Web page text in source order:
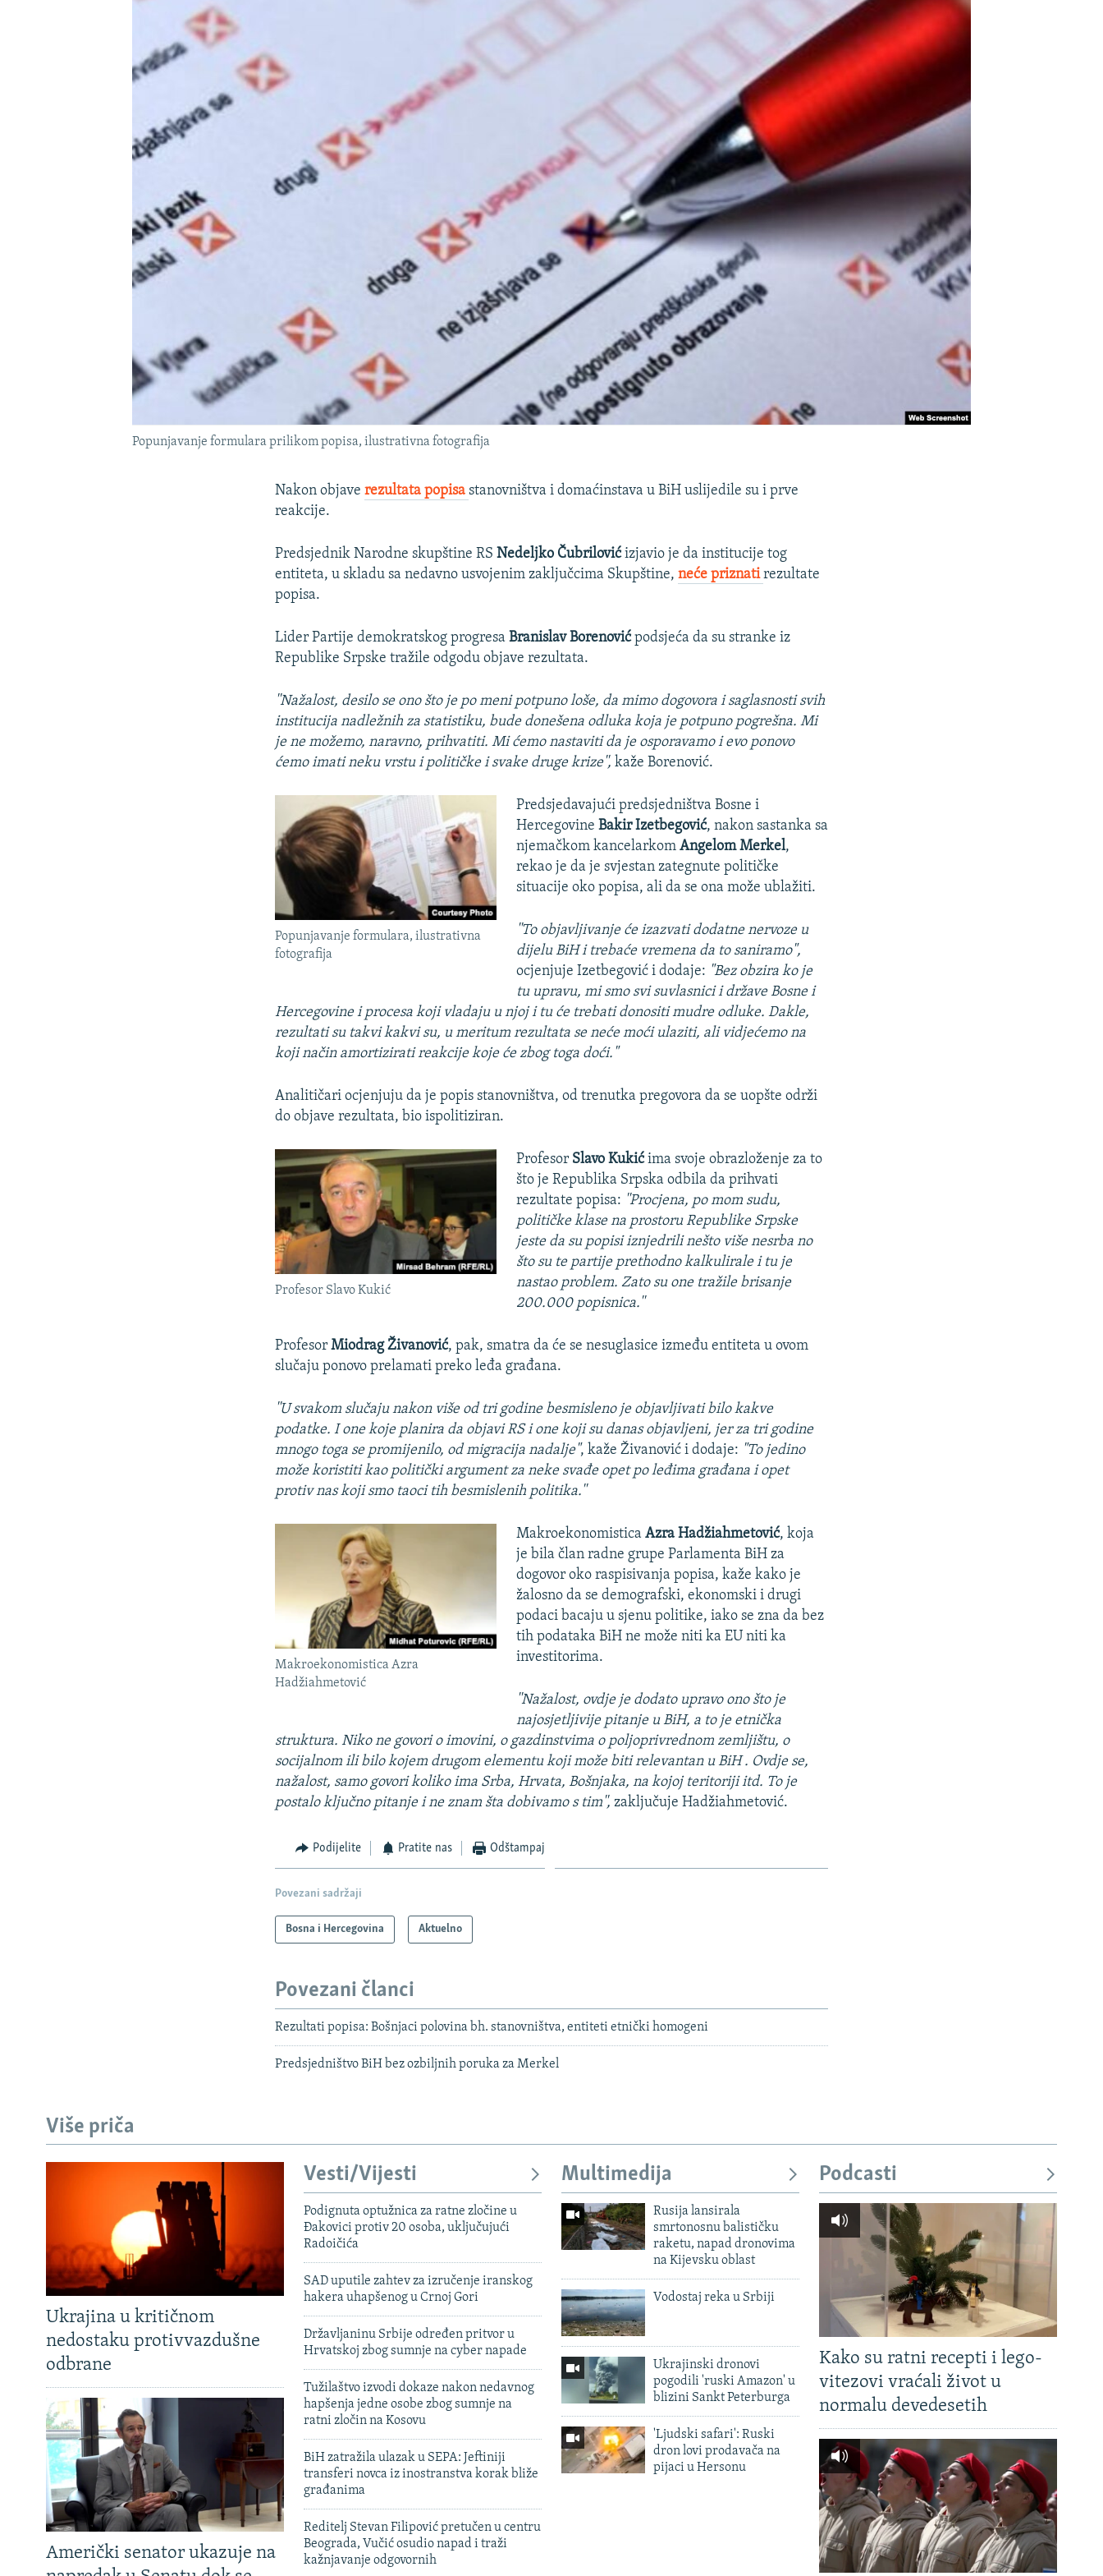
POPLAVE I KLIZIŠTA U BIH 2024.
TRI DECENIJE OD RATA U BIH
Popunjavanje formulara prilikom popisa, ilustrativna fotografija
Nakon objaverezultata popisastanovništva i domaćinstava u BiH uslijedile su i prve
reakcije.
Predsjednik Narodne skupštine RS Nedeljko Čubrilovićizjavio je da institucije tog
entiteta, u skladu sa nedavno usvojenim zaključcima Skupštine,neće priznatirezultate
popisa.
Lider Partije demokratskog progresaBranislav Borenovićpodsjeća da su stranke iz
Republike Srpske tražile odgodu objave rezultata.
''Nažalost, desilo se ono što je po meni potpuno loše, da mimo dogovora i saglasnosti svih
institucija nadležnih za statistiku, bude donešena odluka koja je potpuno pogrešna. Mi
je ne možemo, naravno, prihvatiti. Mi ćemo nastaviti da je osporavamo i evo ponovo
ćemo imati neku vrstu i političke i svake druge krize'',kaže Borenović.
Popunjavanje formulara, ilustrativna
fotografija
Predsjedavajući predsjedništva Bosne i
Hercegovine Bakir Izetbegović, nakon sastanka sa
njemačkom kancelarkom Angelom Merkel,
rekao je da je svjestan zategnute političke
situacije oko popisa, ali da se ona može ublažiti.
''To objavljivanje će izazvati dodatne nervoze u
dijelu BiH i trebaće vremena da to saniramo",
ocjenjuje Izetbegović i dodaje: "Bez obzira ko je
tu upravu, mi smo svi suvlasnici i države Bosne i
Hercegovine i procesa koji vladaju u njoj i tu će trebati donositi mudre odluke. Dakle,
rezultati su takvi kakvi su, u meritum rezultata se neće moći ulaziti, ali vidjećemo na
koji način amortizirati reakcije koje će zbog toga doći."
Analitičari ocjenjuju da je popis stanovništva, od trenutka pregovora da se uopšte održi
do objave rezultata, bio ispolitiziran.
Profesor Slavo Kukić
Profesor Slavo Kukićima svoje obrazloženje za to
što je Republika Srpska odbila da prihvati
rezultate popisa: ''Procjena, po mom sudu,
političke klase na prostoru Republike Srpske
jeste da su popisi iznjedrili nešto više nesrba no
što su te partije prethodno kalkulirale i tu je
nastao problem. Zato su one tražile brisanje
200.000 popisnica.''
ProfesorMiodrag Živanović, pak, smatra da će se nesuglasice između entiteta u ovom
slučaju ponovo prelamati preko leđa građana.
''U svakom slučaju nakon više od tri godine besmisleno je objavljivati bilo kakve
podatke. I one koje planira da objavi RS i one koji su danas objavljeni, jer za tri godine
mnogo toga se promijenilo, od migracija nadalje", kaže Živanović i dodaje: "To jedino
može koristiti kao politički argument za neke svađe opet po leđima građana i opet
protiv nas koji smo taoci tih besmislenih politika.''
Makroekonomistica Azra
Hadžiahmetović
Makroekonomistica Azra Hadžiahmetović, koja
je bila član radne grupe Parlamenta BiH za
dogovor oko raspisivanja popisa, kaže kako je
žalosno da se demografski, ekonomski i drugi
podaci bacaju u sjenu politike, iako se zna da bez
tih podataka BiH ne može niti ka EU niti ka
investitorima.
''Nažalost, ovdje je dodato upravo ono što je
najosjetljivije pitanje u BiH, a to je etnička
struktura. Niko ne govori o imovini, o gazdinstvima o poljoprivrednom zemljištu, o
socijalnom ili bilo kojem drugom elementu koji može biti relevantan u BiH . Ovdje se,
nažalost, samo govori koliko ima Srba, Hrvata, Bošnjaka, na kojoj teritoriji itd. To je
postalo ključno pitanje i ne znam šta dobivamo s tim'', zaključuje Hadžiahmetović.
Podijelite Pratite nas Odštampaj
Povezani sadržaji
Bosna i Hercegovina Aktuelno
Povezani članci
Rezultati popisa: Bošnjaci polovina bh. stanovništva, entiteti etnički homogeni
Predsjedništvo BiH bez ozbiljnih poruka za Merkel
Više priča
Ukrajina u kritičnom
nedostaku protivvazdušne
odbrane
Američki senator ukazuje na
Vesti/Vijesti
Podignuta optužnica za ratne zločine u
Đakovici protiv 20 osoba, uključujući
Radoičića
SAD uputile zahtev za izručenje iranskog
hakera uhapšenog u Crnoj Gori
Državljaninu Srbije određen pritvor u
Hrvatskoj zbog sumnje na cyber napade
Tužilaštvo izvodi dokaze nakon nedavnog
hapšenja jedne osobe zbog sumnje na
ratni zločin na Kosovu
BiH zatražila ulazak u SEPA: Jeftiniji
transferi novca iz inostranstva korak bliže
građanima
Reditelj Stevan Filipović pretučen u centru
Beograda, Vučić osudio napad i traži
kažnjavanje odgovornih
Multimedija
Rusija lansirala
smrtonosnu balističku
raketu, napad dronovima
na Kijevsku oblast
Vodostaj reka u Srbiji
Ukrajinski dronovi
pogodili 'ruski Amazon' u
blizini Sankt Peterburga
'Ljudski safari': Ruski
dron lovi prodavača na
pijaci u Hersonu
Podcasti
Kako su ratni recepti i lego-
vitezovi vraćali život u
normalu devedesetih